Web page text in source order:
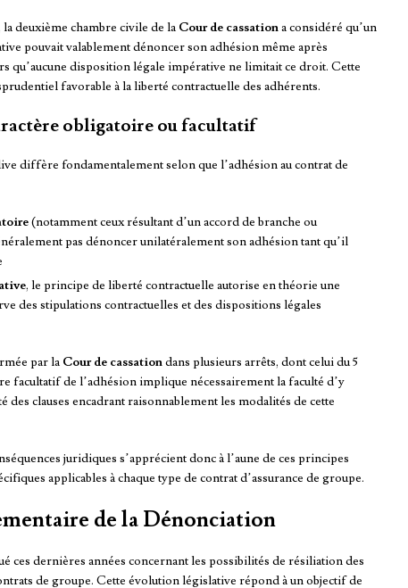
deuxième chambre civile de la Cour de cassationa considéré qu’un
pouvait valablement dénoncer son adhésion même après
qu’aucune disposition légale impérative ne limitait ce droit. Cette
favorable à la liberté contractuelle des adhérents.
obligatoire ou facultatif
diffère fondamentalement selon que l’adhésion au contrat de
(notamment ceux résultant d’un accord de branche ou
pas dénoncer unilatéralement son adhésion tant qu’il
, le principe de liberté contractuelle autorise en théorie une
des stipulations contractuelles et des dispositions légales
par la Cour de cassationdans plusieurs arrêts, dont celui du 5
facultatif de l’adhésion implique nécessairement la faculté d’y
clauses encadrant raisonnablement les modalités de cette
juridiques s’apprécient donc à l’aune de ces principes
applicables à chaque type de contrat d’assurance de groupe.
de la Dénonciation
ces dernières années concernant les possibilités de résiliation des
de groupe. Cette évolution législative répond à un objectif de